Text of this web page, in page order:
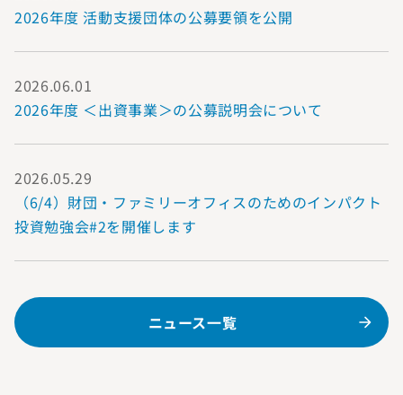
2026年度 活動支援団体の公募要領を公開
2026.06.01
2026年度 ＜出資事業＞の公募説明会について
2026.05.29
（6/4）財団・ファミリーオフィスのためのインパクト
投資勉強会#2を開催します
ニュース一覧